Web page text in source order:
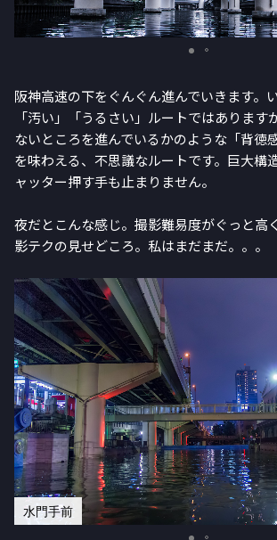
阪神高速の下をぐんぐん進んでいきます。
「汚い」「うるさい」ルートではあります
ないところを進んでいるかのような「背徳
を味わえる、不思議なルートです。巨大構
ャッター押す手も止まりません。
夜だとこんな感じ。撮影難易度がぐっと
影テクの見せどころ。私はまだまだ。。。
水門手前